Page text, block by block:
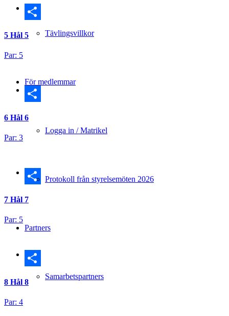
Tävlingsvillkor
För medlemmar
Logga in / Matrikel
Protokoll från styrelsemöten 2026
Partners
Samarbetspartners
5 Hål 5
Par: 5
6 Hål 6
Par: 3
7 Hål 7
Par: 5
Dela
8 Hål 8
Par: 4